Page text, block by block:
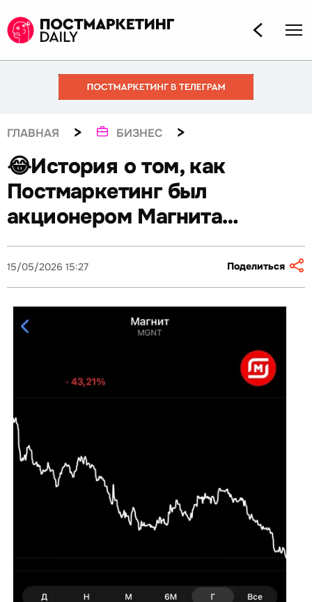
ГЛАВНАЯ > БИЗНЕС >
😂История о том, как
Постмаркетинг был
акционером Магнита…
15/05/2026 15:27 Поделиться